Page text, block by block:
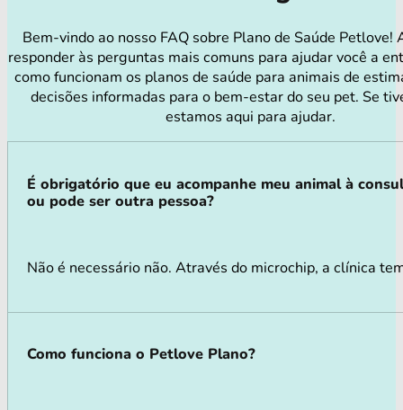
Bem-vindo ao nosso FAQ sobre Plano de Saúde Petlove!
responder às perguntas mais comuns para ajudar você a
como funcionam os planos de saúde para animais de
decisões informadas para o bem-estar do seu pet. Se
estamos aqui para ajudar.
É obrigatório que eu acompanhe meu animal à
ou pode ser outra pessoa?
Não é necessário não. Através do microchip, a clínica
Como funciona o Petlove Plano?